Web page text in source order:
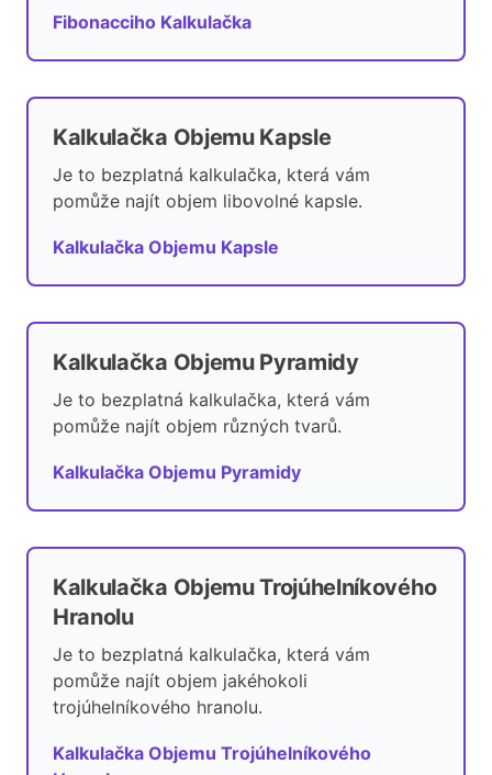
Fibonacciho Kalkulačka
Kalkulačka Objemu Kapsle
Je to bezplatná kalkulačka, která vám
pomůže najít objem libovolné kapsle.
Kalkulačka Objemu Kapsle
Kalkulačka Objemu Pyramidy
Je to bezplatná kalkulačka, která vám
pomůže najít objem různých tvarů.
Kalkulačka Objemu Pyramidy
Kalkulačka Objemu Trojúhelníkového
Hranolu
Je to bezplatná kalkulačka, která vám
pomůže najít objem jakéhokoli
trojúhelníkového hranolu.
Kalkulačka Objemu Trojúhelníkového